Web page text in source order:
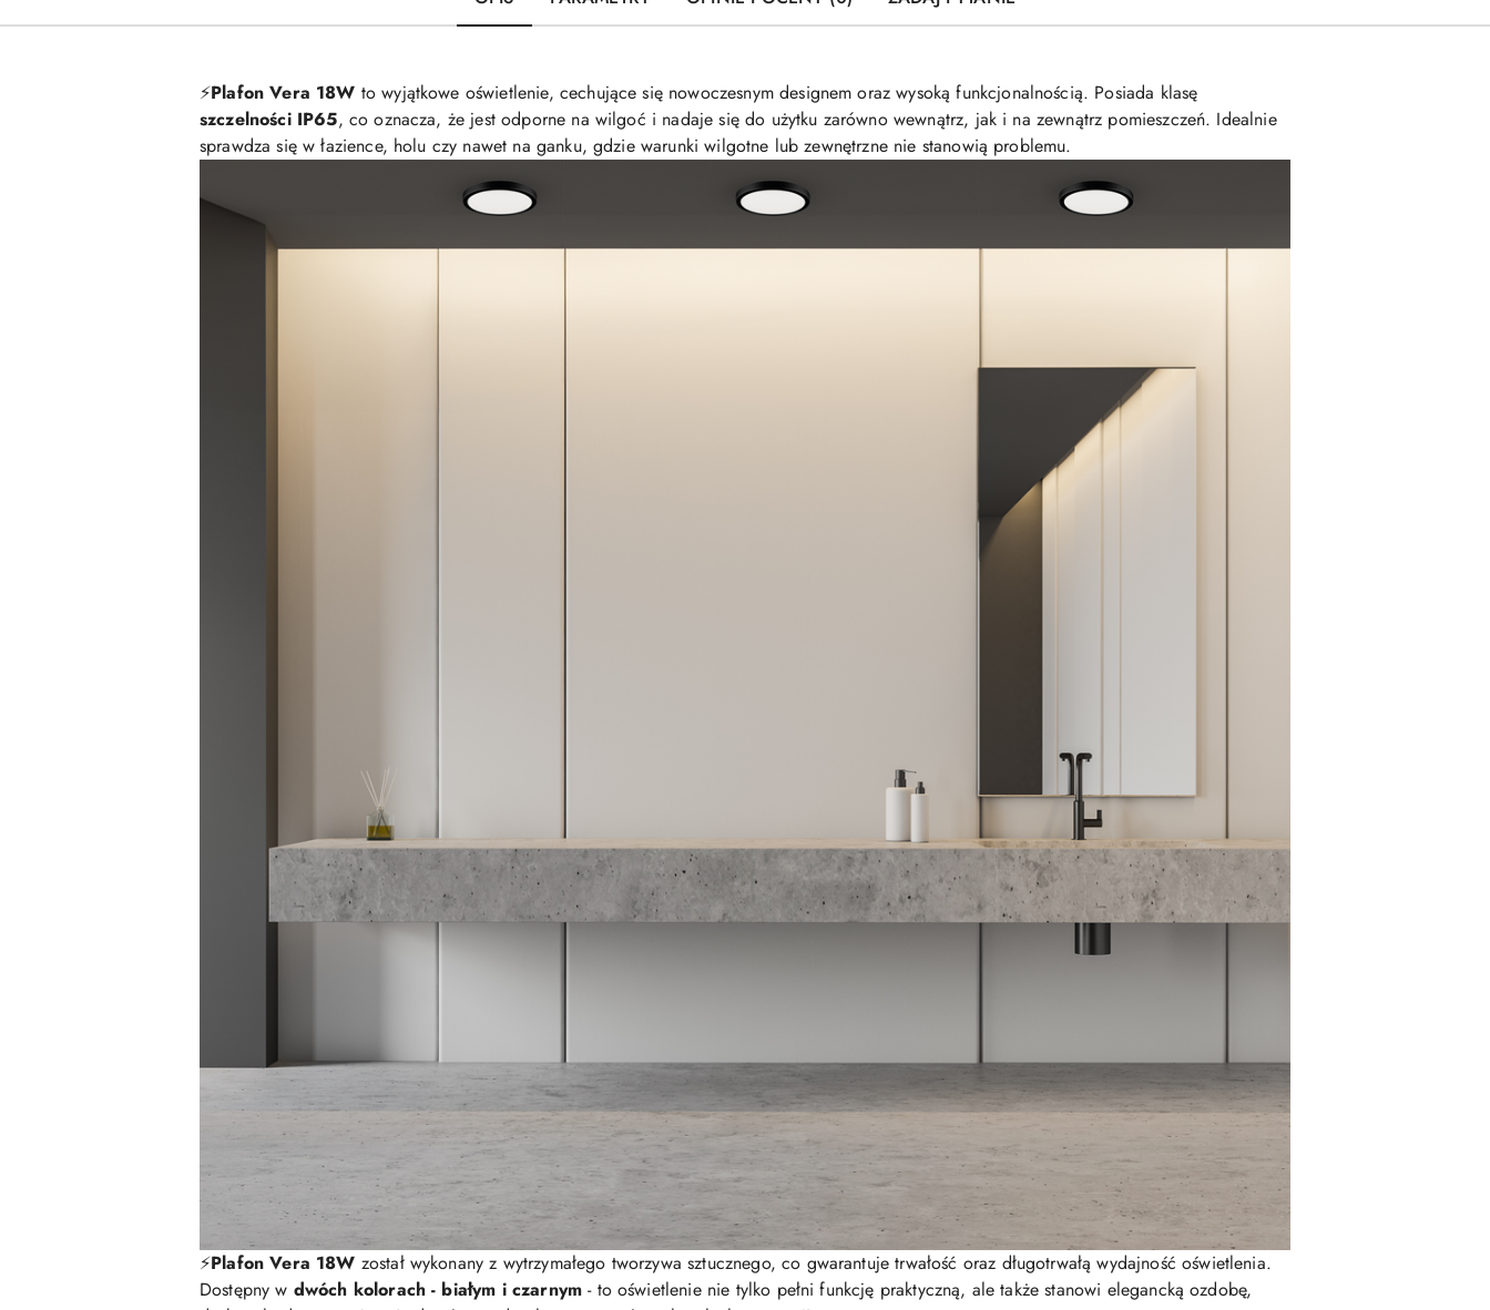
⚡️Plafon Vera 18W to wyjątkowe oświetlenie, cechujące się nowoczesnym designem oraz wysoką funkcjonalnością. Posiada klasę
szczelności IP65, co oznacza, że jest odporne na wilgoć i nadaje się do użytku zarówno wewnątrz, jak i na zewnątrz pomieszczeń. Idealnie
sprawdza się w łazience, holu czy nawet na ganku, gdzie warunki wilgotne lub zewnętrzne nie stanowią problemu.
⚡️Plafon Vera 18W został wykonany z wytrzymałego tworzywa sztucznego, co gwarantuje trwałość oraz długotrwałą wydajność oświetlenia.
Dostępny w dwóch kolorach - białym i czarnym - to oświetlenie nie tylko pełni funkcję praktyczną, ale także stanowi elegancką ozdobę,